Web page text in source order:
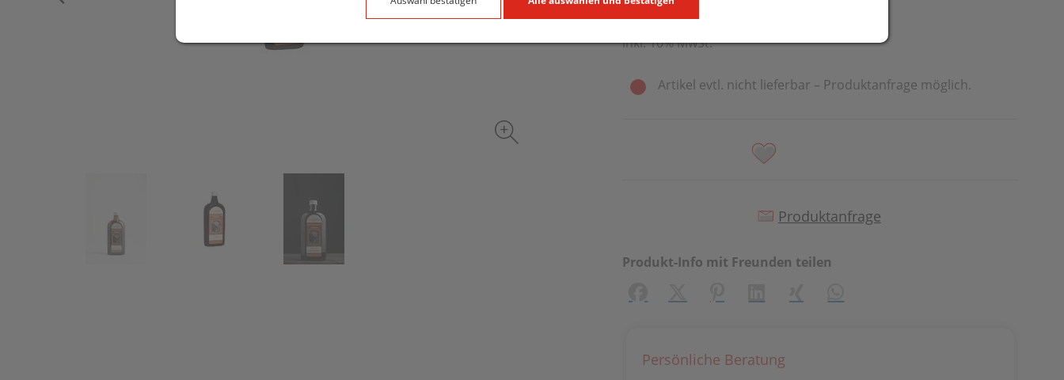
inkl. 10% MwSt.
Artikel evtl. nicht lieferbar – Produktanfrage möglich.
Produktanfrage
Produkt-Info mit Freunden teilen
Persönliche Beratung